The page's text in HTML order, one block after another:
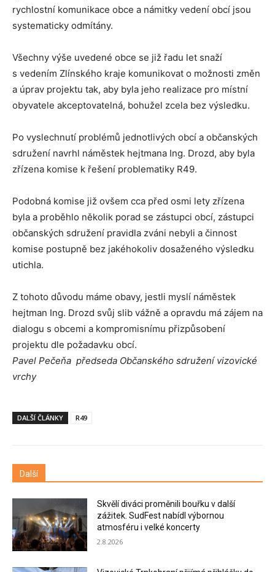
rychlostní komunikace obce a námitky vedení obcí jsou
systematicky odmítány.
Všechny výše uvedené obce se již řadu let snaží
s vedením Zlínského kraje komunikovat o možnosti změn
a úprav projektu tak, aby byla jeho realizace pro místní
obyvatele akceptovatelná, bohužel zcela bez výsledku.
Po vyslechnutí problémů jednotlivých obcí a občanských
sdružení navrhl náměstek hejtmana Ing. Drozd, aby byla
zřízena komise k řešení problematiky R49.
Podobná komise již ovšem cca před osmi lety zřízena
byla a proběhlo několik porad se zástupci obcí, zástupci
občanských sdružení pravidla zváni nebyli a činnost
komise postupně bez jakéhokoliv dosaženého výsledku
utichla.
Z tohoto důvodu máme obavy, jestli myslí náměstek
hejtman Ing. Drozd svůj slib vážně a opravdu má zájem na
dialogu s obcemi a kompromisnímu přizpůsobení
projektu dle požadavku obcí.
Pavel Pečeňa předseda Občanského sdružení vizovické
vrchy
DALŠÍ ČLÁNKY R49
Další
Skvělí diváci proměnili bouřku v další
zážitek. SudFest nabídl výbornou
atmosféru i velké koncerty
2.8.2026